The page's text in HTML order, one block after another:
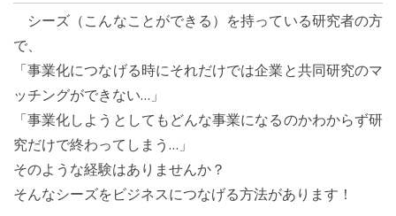
シーズ（こんなことができる）を持っている研究者の方
で、
「事業化につなげる時にそれだけでは企業と共同研究のマ
ッチングができない…」
「事業化しようとしてもどんな事業になるのかわからず研
究だけで終わってしまう…」
そのような経験はありませんか？
そんなシーズをビジネスにつなげる方法があります！